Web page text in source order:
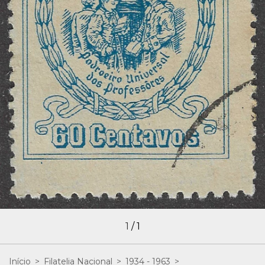
1 /1
Início > Filatelia Nacional > 1934 - 1963 >